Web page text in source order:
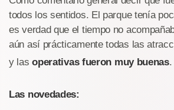
todos los sentidos. El parque tenía
es verdad que el tiempo no
aún así prácticamente todas las
y lasoperativas fueron muy buenas.
Las novedades: